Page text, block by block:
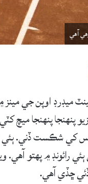
آهي
ميڊرڊ اوپن جي
پنهنجا ميچ
کي شڪست ڏني. ٻئي
۾ پهتو آهي.
ڇڏي آهي.